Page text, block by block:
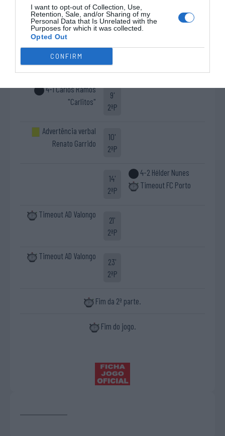
I want to opt-out of Collection, Use,
Retention, Sale, and/or Sharing of my
Personal Data that Is Unrelated with the
Purposes for which it was collected.
Opted Out
CONFIRM
2-1 Kyllian Gil
2'
2ªP
3-1 João Almeida
2ªP
4-1 Carlos Ramos
"Carlitos"
9'
2ªP
Advertência verbal
Renato Garrido
10'
2ªP
14'
2ªP
4-2 Hélder Nunes
Timeout FC Porto
Timeout AD Valongo
21'
2ªP
Timeout AD Valongo
23'
2ªP
Fim da 2ª parte.
Fim do jogo.